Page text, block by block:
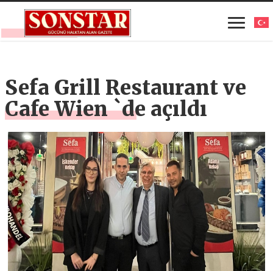
Sefa Grill Restaurant ve
Cafe Wien `de açıldı